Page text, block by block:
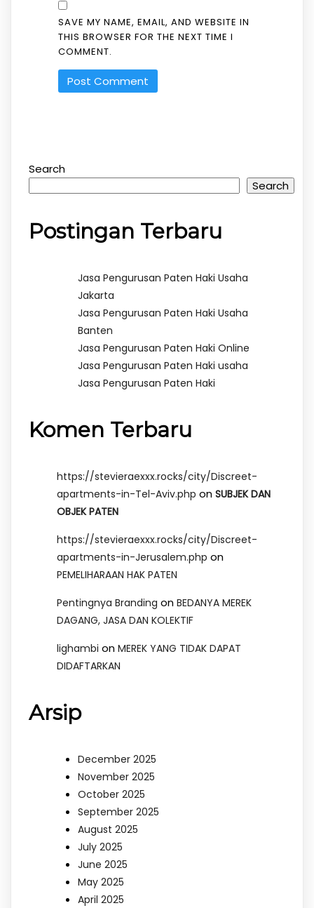
SAVE MY NAME, EMAIL, AND WEBSITE IN
THIS BROWSER FOR THE NEXT TIME I
COMMENT.
Search
Search
Postingan Terbaru
Jasa Pengurusan Paten Haki Usaha
Jakarta
Jasa Pengurusan Paten Haki Usaha
Banten
Jasa Pengurusan Paten Haki Online
Jasa Pengurusan Paten Haki usaha
Jasa Pengurusan Paten Haki
Komen Terbaru
https://stevieraexxx.rocks/city/Discreet-
apartments-in-Tel-Aviv.php on SUBJEK DAN
OBJEK PATEN
https://stevieraexxx.rocks/city/Discreet-
apartments-in-Jerusalem.php on
PEMELIHARAAN HAK PATEN
Pentingnya Branding on BEDANYA MEREK
DAGANG, JASA DAN KOLEKTIF
lighambi on MEREK YANG TIDAK DAPAT
DIDAFTARKAN
Arsip
December 2025
November 2025
October 2025
September 2025
August 2025
July 2025
June 2025
May 2025
April 2025